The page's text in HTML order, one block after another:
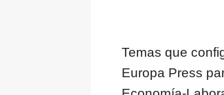
Temas que
Europa Press